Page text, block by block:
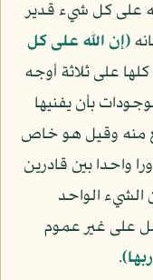
على كل شيء قدير
﴿إن الله على كل
على ثلاثة أوجه
بأن يفنيها
منه وقيل هو خاص
واحدا بين قادرين
الشيء الواحد
على غير عموم
.